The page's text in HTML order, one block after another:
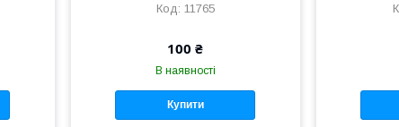
11765
100 ₴
В наявності
Купити